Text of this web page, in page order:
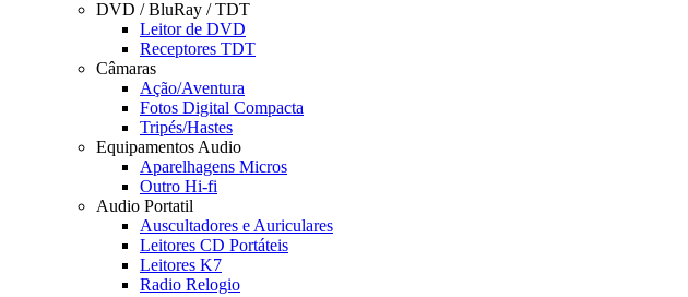
DVD / BluRay / TDT
Leitor de DVD
Receptores TDT
Câmaras
Ação/Aventura
Fotos Digital Compacta
Tripés/Hastes
Equipamentos Audio
Aparelhagens Micros
Outro Hi-fi
Audio Portatil
Auscultadores e Auriculares
Leitores CD Portáteis
Leitores K7
Radio Relogio